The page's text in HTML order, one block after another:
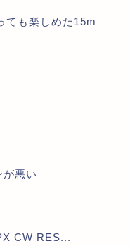
ても楽しめた15m
悪い
CW RES...